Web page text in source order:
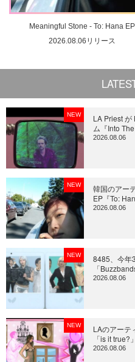
Meaningful Stone - To: Hana EP
2026.08.06リリース
NEW
LA Priest
ム『Into
2026.08.06
NEW
韓国のアー
EP『To:
2026.08.06
NEW
8485、今年
「
2026.08.06
NEW
LAのアーテ
「is it true?
2026.08.06